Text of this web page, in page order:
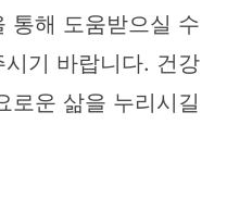
통해 도움받으실 수
기 바랍니다. 건강
로운 삶을 누리시길